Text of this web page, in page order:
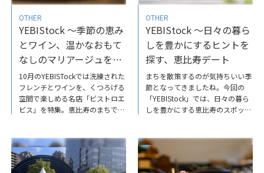
OTHER
YEBIStock ～季節の恵み
とワイン、温かなおもて
なしのマリアージュを恵
比寿で／ビストロエビス
10月のYEBISTockでは洗練された
フレンチとワインを、くつろげる
空間で楽しめる名店「ビストロエ
ビス」を特集。恵比寿のまちで、
さい。ぜひご覧ください。
YEBIStock～季節の恵みとワイ
ン、温かなおもてなしのマリアー
OTHER
YEBIStock ～日々の暮ら
しを豊かにするヒントを
探す、恵比寿デート
まちを散策するのが気持ちいい季
節となってきましたね。今回の
「YEBIStock」では、日々の暮ら
しを豊かにする恵比寿のスポット
日々の暮らしを豊かにするヒント
を探す、恵比寿デート